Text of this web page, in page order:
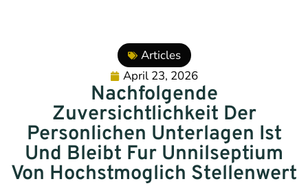
Articles
April 23, 2026
Nachfolgende
Zuversichtlichkeit Der
Personlichen Unterlagen Ist
Und Bleibt Fur Unnilseptium
Von Hochstmoglich Stellenwert